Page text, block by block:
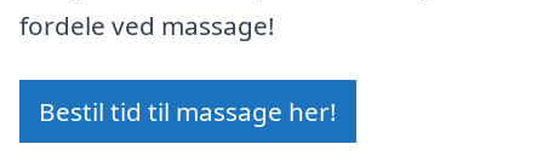
fordele ved massage!
Bestil tid til massage her!